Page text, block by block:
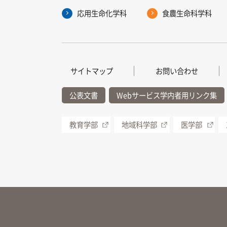
応用生命化学科 食農生命科学科
サイトマップ お問い合わせ
公表文書 Webサービス学内者用リンク集
教育学部 地域科学部 医学部